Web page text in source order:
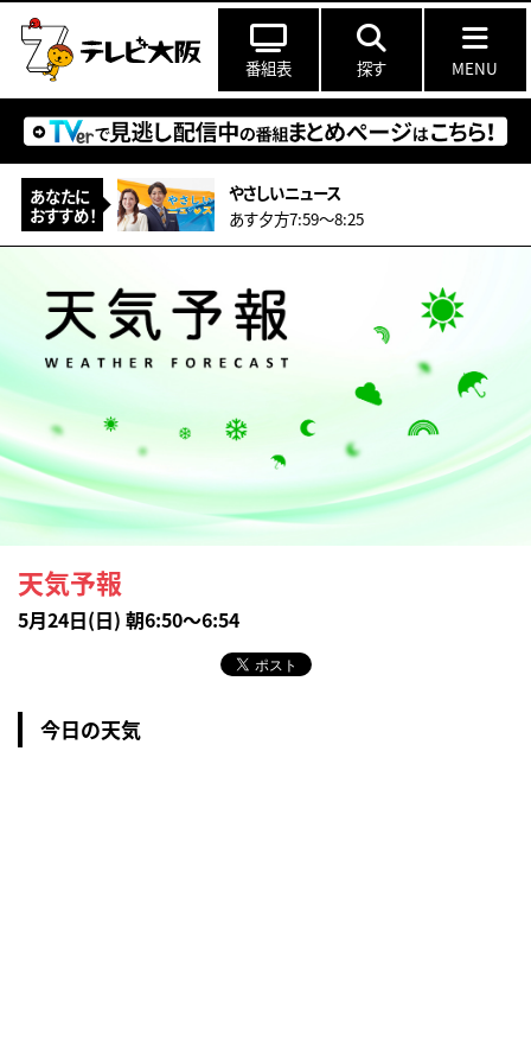
番組表 探す MENU
あなたに
おすすめ！
やさしいニュース
あす夕方7:59〜8:25
天気予報
5月24日(日) 朝6:50～6:54
今日の天気